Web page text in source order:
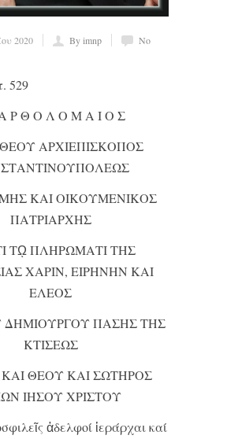
2020 By imnp
No
529
Ρ Θ Ο Λ Ο Μ Α Ι Ο Σ
ΑΡΧΙΕΠΙΣΚΟΠΟΣ
ΚΑΙ ΟΙΚΟΥΜΕΝΙΚΟΣ
ΠΑΤΡΙΑΡΧΗΣ
Τῼ ΠΛΗΡΩΜΑΤΙ ΤΗΣ
ΧΑΡΙΝ, ΕΙΡΗΝΗΝ ΚΑΙ
ΕΛΕΟΣ
ΠΑΣΗΣ ΤΗΣ
ΚΤΙΣΕΩΣ
ΘΕΟΥ ΚΑΙ ΣΩΤΗΡΟΣ
ΙΗΣΟΥ ΧΡΙΣΤΟΥ
ἀδελφοί ἱεράρχαι καί